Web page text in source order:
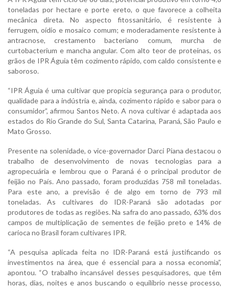
toneladas por hectare e porte ereto, o que favorece a colheita
mecânica direta. No aspecto fitossanitário, é resistente à
ferrugem, oídio e mosaico comum; e moderadamente resistente à
antracnose, crestamento bacteriano comum, murcha de
curtobacterium e mancha angular. Com alto teor de proteínas, os
grãos de IPR Águia têm cozimento rápido, com caldo consistente e
saboroso.
“IPR Águia é uma cultivar que propicia segurança para o produtor,
qualidade para a indústria e, ainda, cozimento rápido e sabor para o
consumidor”, afirmou Santos Neto. A nova cultivar é adaptada aos
estados do Rio Grande do Sul, Santa Catarina, Paraná, São Paulo e
Mato Grosso.
Presente na solenidade, o vice-governador Darci Piana destacou o
trabalho de desenvolvimento de novas tecnologias para a
agropecuária e lembrou que o Paraná é o principal produtor de
feijão no País. Ano passado, foram produzidas 758 mil toneladas.
Para este ano, a previsão é de algo em torno de 793 mil
toneladas. As cultivares do IDR-Paraná são adotadas por
produtores de todas as regiões. Na safra do ano passado, 63% dos
campos de multiplicação de sementes de feijão preto e 14% de
carioca no Brasil foram cultivares IPR.
“A pesquisa aplicada feita no IDR-Paraná está justificando os
investimentos na área, que é essencial para a nossa economia”,
apontou. “O trabalho incansável desses pesquisadores, que têm
horas, dias, noites e anos buscando o equilíbrio nesse processo,